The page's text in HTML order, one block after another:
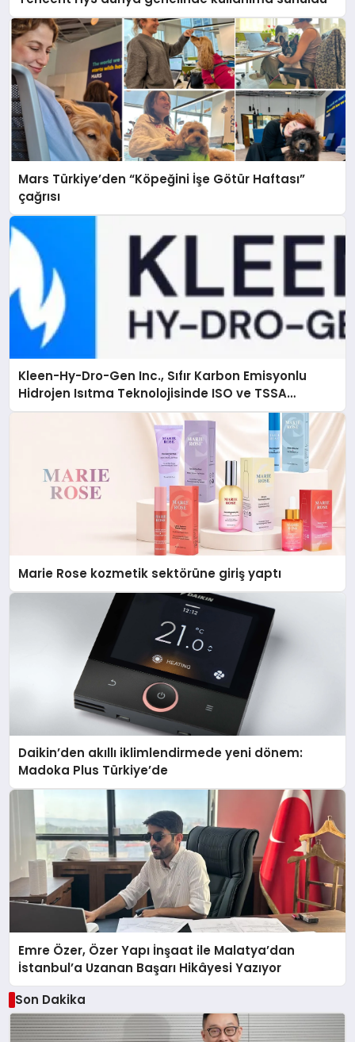
Mars Türkiye’den “Köpeğini İşe Götür Haftası”
çağrısı
Kleen-Hy-Dro-Gen Inc., Sıfır Karbon Emisyonlu
Hidrojen Isıtma Teknolojisinde ISO ve TSSA
Düzenleyici Onaylarını Aldı
Marie Rose kozmetik sektörüne giriş yaptı
Daikin’den akıllı iklimlendirmede yeni dönem:
Madoka Plus Türkiye’de
Emre Özer, Özer Yapı İnşaat ile Malatya’dan
İstanbul’a Uzanan Başarı Hikâyesi Yazıyor
Son Dakika